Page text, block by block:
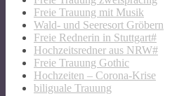
Freie Trauung mit Musik
Wald- und Seeresort Gröbern
Freie Rednerin in Stuttgart#
Hochzeitsredner aus NRW#
Freie Trauung Gothic
Hochzeiten – Corona-Krise
biliguale Trauung